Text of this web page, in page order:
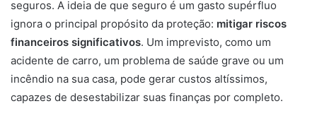
seguros. A ideia de que seguro é um gasto supérfluo
ignora o principal propósito da proteção: mitigar riscos
financeiros significativos. Um imprevisto, como um
acidente de carro, um problema de saúde grave ou um
incêndio na sua casa, pode gerar custos altíssimos,
capazes de desestabilizar suas finanças por completo.